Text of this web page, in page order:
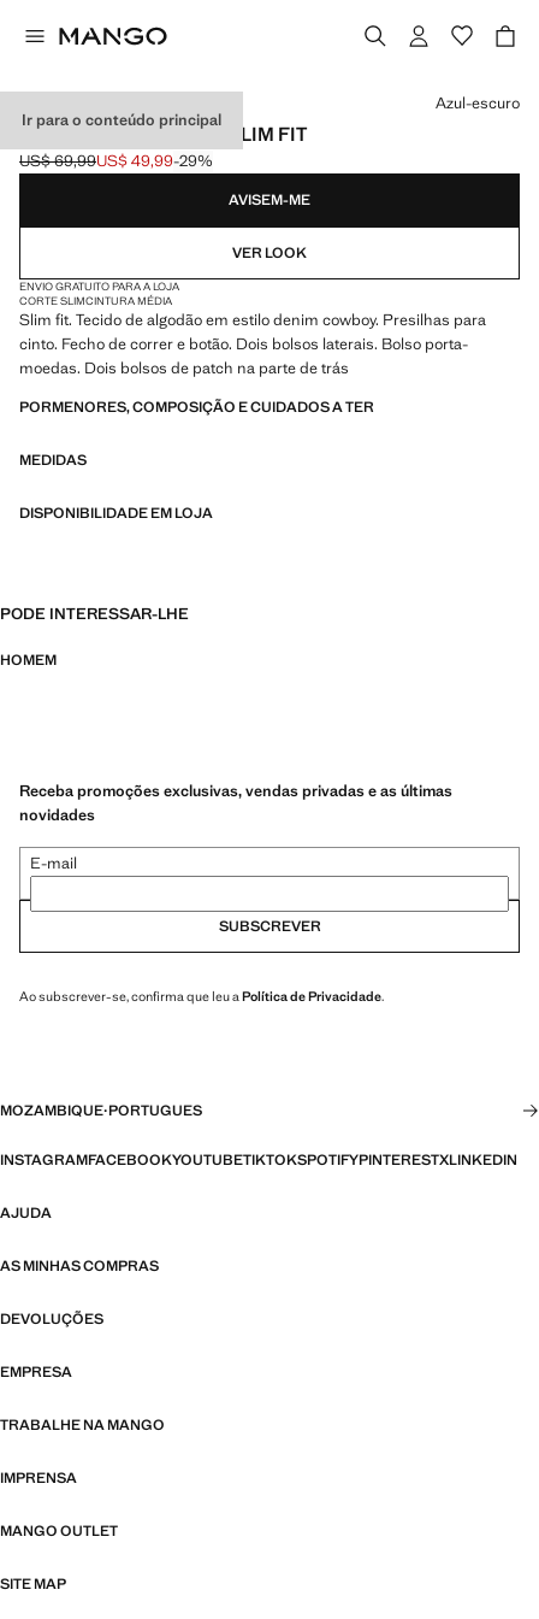
Ir para o conteúdo principal
CALÇÕES DE GANGA SLIM FIT
Preço inicial riscado [US$ 69,99 ]
US$ 69,99
Preço atual [US$ 49,99 ]
US$ 49,99-29%
Selecione uma cor
Azul-escuro
AVISEM-ME
VER LOOK
ENVIO GRATUITO PARA A LOJA
CORTE SLIMCINTURA MÉDIA
Slim fit. Tecido de algodão em estilo denim cowboy. Presilhas para
cinto. Fecho de correr e botão. Dois bolsos laterais. Bolso porta-
moedas. Dois bolsos de patch na parte de trás
PORMENORES, COMPOSIÇÃO E CUIDADOS A TER
MEDIDAS
DISPONIBILIDADE EM LOJA
PODE INTERESSAR-LHE
HOMEM
Receba promoções exclusivas, vendas privadas e as últimas
novidades
E-mail
SUBSCREVER
Ao subscrever-se, confirma que leu a Política de Privacidade.
MOZAMBIQUE·PORTUGUES
INSTAGRAMFACEBOOKYOUTUBETIKTOKSPOTIFYPINTERESTXLINKEDIN
AJUDA
AS MINHAS COMPRAS
DEVOLUÇÕES
EMPRESA
TRABALHE NA MANGO
IMPRENSA
MANGO OUTLET
SITE MAP